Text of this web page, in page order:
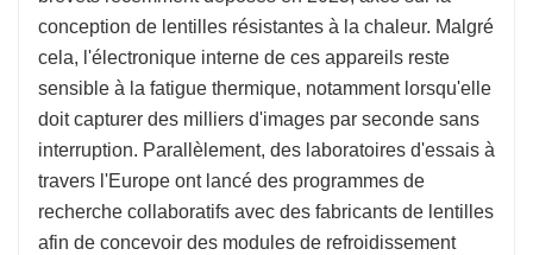
conception de lentilles résistantes à la chaleur. Malgré
cela, l'électronique interne de ces appareils reste
sensible à la fatigue thermique, notamment lorsqu'elle
doit capturer des milliers d'images par seconde sans
interruption. Parallèlement, des laboratoires d'essais à
travers l'Europe ont lancé des programmes de
recherche collaboratifs avec des fabricants de lentilles
afin de concevoir des modules de refroidissement